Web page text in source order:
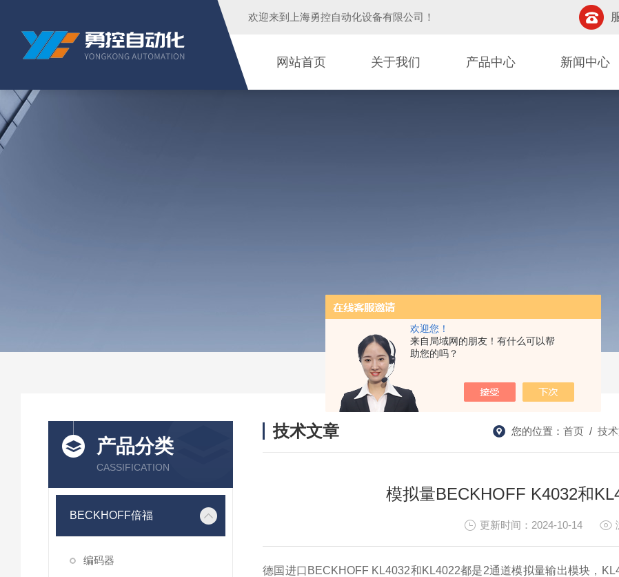
欢迎您！
来自局域网的朋友！有什么可以帮
助您的吗？
欢迎来到 上海勇控自动化设备有限公司 ！
网站首页 关于我们 产品中心 新闻中心
产品分类
CASSIFICATION
BECKHOFF倍福
编码器
技术文章 您的位置： 首页 / 技
模拟量BECKHOFF K4032和
更新时间：2024-10-14
德国进口BECKHOFF KL4032和KL4022都是2通道模拟量输出模块，